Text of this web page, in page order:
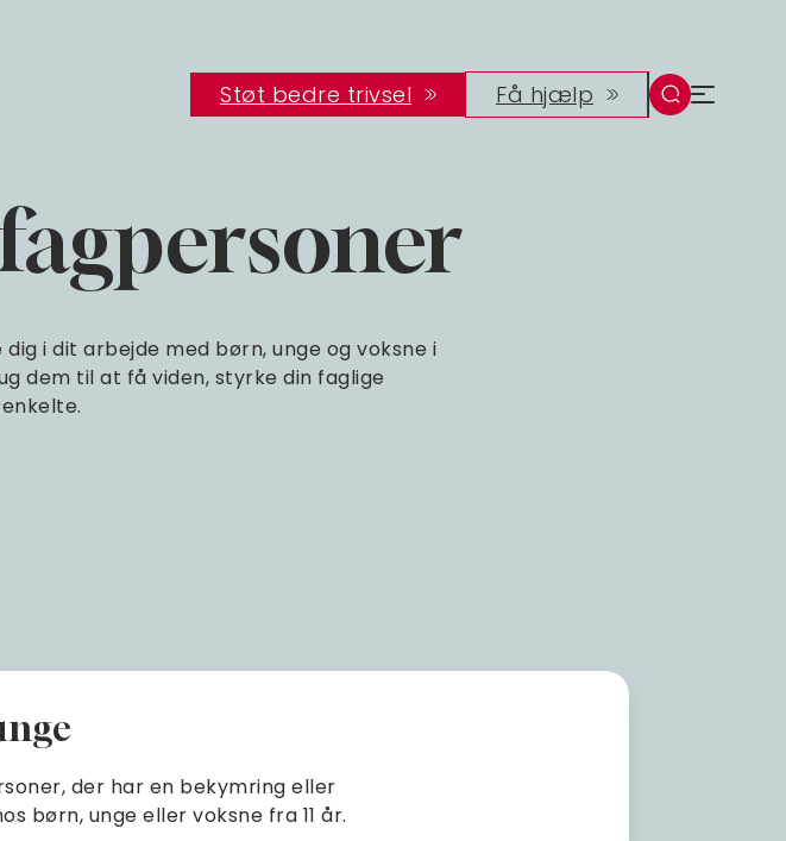
Støt bedre trivsel Få hjælp
i dit arbejde med børn, unge og voksne i
dem til at få viden, styrke din faglige
der har en bekymring eller
børn, unge eller voksne fra 11 år.